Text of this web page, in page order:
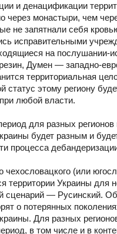
и денацификации
через монастыри, чем
не запятнали себя
исправительными
на послушании-
Думен — западно-
территориальная
статус этому региону
любой власти.
для разных
будет разным и
процесса
чехословацкого (или
территории Украины для
сценарий — Русинский.
о потерянных
Для разных
в том числе и в